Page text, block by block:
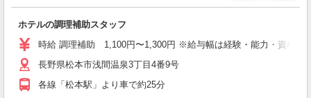
ホテルの調理補助スタッフ
時給 調理補助 1,100円〜1,300円 ※給与幅は経験・能力・資格に
長野県松本市浅間温泉3丁目4番9号
各線「松本駅」より車で約25分